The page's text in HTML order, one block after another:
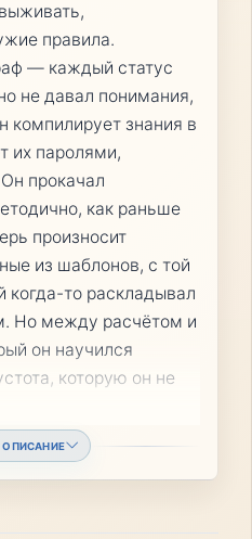
правила.
— каждый статус
не давал понимания,
компилирует знания в
их паролями,
прокачал
как раньше
произносит
из шаблонов, с той
когда-то раскладывал
Но между расчётом и
он научился
которую он не
ОПИСАНИЕ